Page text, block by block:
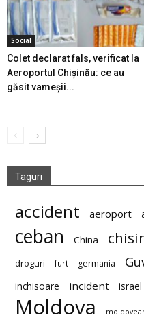
Social
Colet declarat fals, verificat la
Aeroportul Chișinău: ce au
găsit vameșii...
Taguri
accident aeroport
ceban China
droguri furt germania
inchisoare incident israel
Moldova